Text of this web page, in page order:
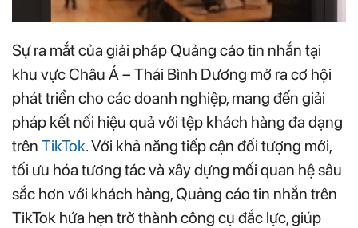
Sự ra mắt của giải pháp Quảng cáo tin nhắn tại
khu vực Châu Á – Thái Bình Dương mở ra cơ hội
phát triển cho các doanh nghiệp, mang đến giải
pháp kết nối hiệu quả với tệp khách hàng đa dạng
trên TikTok. Với khả năng tiếp cận đối tượng mới,
tối ưu hóa tương tác và xây dựng mối quan hệ sâu
sắc hơn với khách hàng, Quảng cáo tin nhắn trên
TikTok hứa hẹn trở thành công cụ đắc lực, giúp